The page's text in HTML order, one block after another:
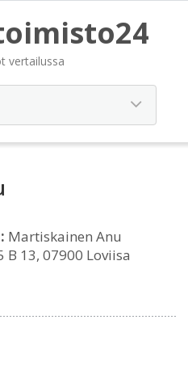
vertailussa
Martiskainen Anu
13, 07900 Loviisa